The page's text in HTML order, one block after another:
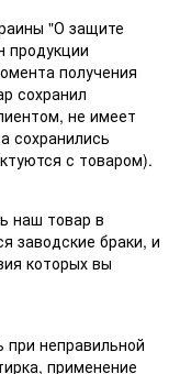
"О защите
продукции
получения
сохранил
не имеет
сохранились
с товаром).
наш товар в
заводские браки, и
которых вы
неправильной
применение